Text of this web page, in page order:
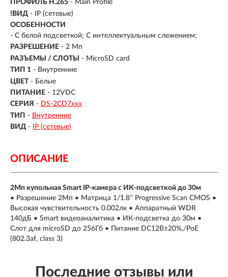
ПРОФИЛЬ H.265 - Main Profile
!ВИД - IP (сетевые)
ОСОБЕННОСТИ
- С белой подсветкой; С интеллектуальным слежением;
РАЗРЕШЕНИЕ - 2 Мп
РАЗЪЕМЫ / СЛОТЫ
- MicroSD card
ТИП 1 - Внутренние
ЦВЕТ - Белые
ПИТАНИЕ - 12VDC
СЕРИЯ - DS-2CD7ххх
ТИП - Внутренние
ВИД - IP (сетевые)
ОПИСАНИЕ
2Мп купольная Smart IP-камера с ИК-подсветкой до 30м
• Разрешение 2Мп • Матрица 1/1.8’’ Progressive Scan CMOS •
Высокая чувствительность 0.002лк • Аппаратный WDR
140дБ • Smart видеоаналитика • ИК-подсветка до 30м •
Слот для microSD до 256Гб • Питание DC12В±20%,/PoE
(802.3af, class 3)
Последние отзывы или